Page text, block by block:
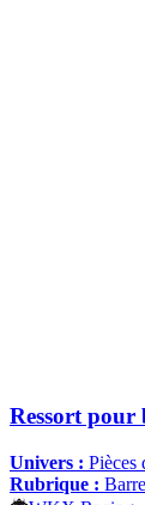
Ressort pour
Univers : Pièces
Rubrique :